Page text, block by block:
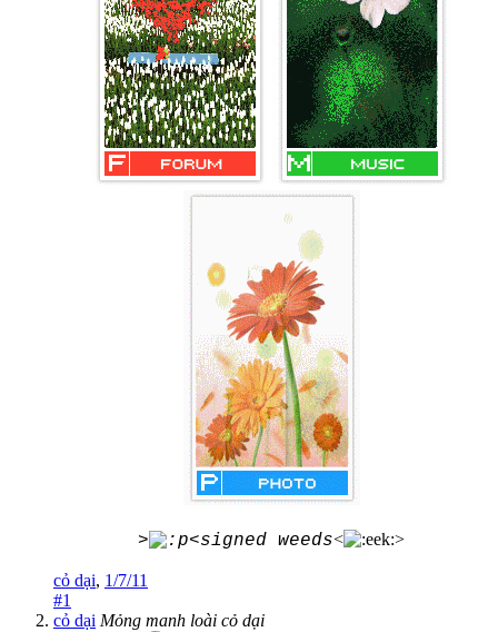
> <signed weeds< >
cỏ dại, 1/7/11
#1
cỏ dại Mỏng manh loài cỏ dại